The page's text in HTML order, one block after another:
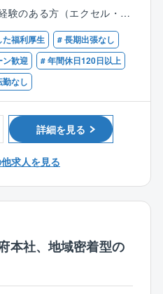
います。
ジハウスから介護施設、
ており、施工管理者は
ことができます。
等といったITツールの活
先端の技術を駆使しなが
のスキルアップの機会の
ます。
”を導入しており、施工管理
を支援している他、資格
制度など、ポテンシャル
実しています。
る企業であり、グループ
つため、受注が安定して
（地盤調査・土木設計な
会社向けへの提案営業】
社など）への営業活動
み。
験のある方（エクセル・ワ
持ちの方
営業としての活動実績の
た福利厚生
# 長期出張なし
ン歓迎
# 年間休日120日以上
勤なし
詳細を見る
求人を見る
本社、地域密着型の